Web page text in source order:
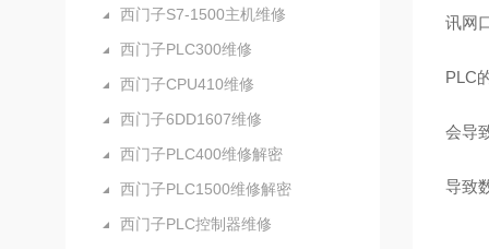
西门子S7-1500主机维修
西门子PLC300维修
西门子CPU410维修
西门子6DD1607维修
西门子PLC400维修解密
西门子PLC1500维修解密
西门子PLC控制器维修
讯网
PLC
会导
导致